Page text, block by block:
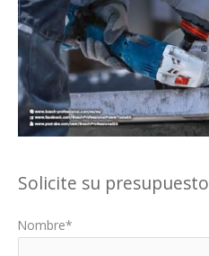
Solicite su presupuesto
Nombre*